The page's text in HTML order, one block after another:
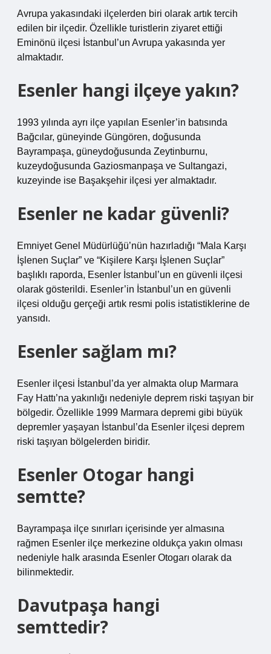
Avrupa yakasındaki ilçelerden biri olarak artık tercih
edilen bir ilçedir. Özellikle turistlerin ziyaret ettiği
Eminönü ilçesi İstanbul’un Avrupa yakasında yer
almaktadır.
Esenler hangi ilçeye yakın?
1993 yılında ayrı ilçe yapılan Esenler’in batısında
Bağcılar, güneyinde Güngören, doğusunda
Bayrampaşa, güneydoğusunda Zeytinburnu,
kuzeydoğusunda Gaziosmanpaşa ve Sultangazi,
kuzeyinde ise Başakşehir ilçesi yer almaktadır.
Esenler ne kadar güvenli?
Emniyet Genel Müdürlüğü’nün hazırladığı “Mala Karşı
İşlenen Suçlar” ve “Kişilere Karşı İşlenen Suçlar”
başlıklı raporda, Esenler İstanbul’un en güvenli ilçesi
olarak gösterildi. Esenler’in İstanbul’un en güvenli
ilçesi olduğu gerçeği artık resmi polis istatistiklerine de
yansıdı.
Esenler sağlam mı?
Esenler ilçesi İstanbul’da yer almakta olup Marmara
Fay Hattı’na yakınlığı nedeniyle deprem riski taşıyan bir
bölgedir. Özellikle 1999 Marmara depremi gibi büyük
depremler yaşayan İstanbul’da Esenler ilçesi deprem
riski taşıyan bölgelerden biridir.
Esenler Otogar hangi
semtte?
Bayrampaşa ilçe sınırları içerisinde yer almasına
rağmen Esenler ilçe merkezine oldukça yakın olması
nedeniyle halk arasında Esenler Otogarı olarak da
bilinmektedir.
Davutpaşa hangi
semttedir?